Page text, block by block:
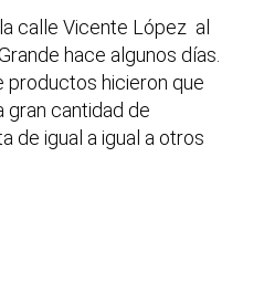
calle Vicente López al
hace algunos días.
productos hicieron que
gran cantidad de
de igual a igual a otros